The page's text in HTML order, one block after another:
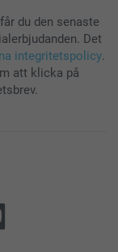
du den senaste
Det
integritetspolicy.
att klicka på